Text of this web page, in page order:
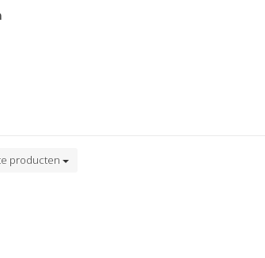
producten